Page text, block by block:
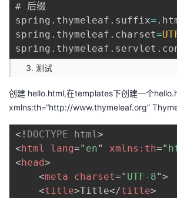
# 后缀
spring . thymeleaf . suffix= .
spring . thymeleaf . charset=
spring . thymeleaf . servlet .
测试
创建 hello.html,在templates下创建一个
xmlns:th=“http://www.thymeleaf.org”
<! DOCTYPE html>
<html lang=" en" xmlns: th="
<head>
<meta charset=" UTF-8">
<title>Title</title>